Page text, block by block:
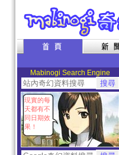
Mabinogi Search Engine
現實的每
天都有不
同日期效
果！